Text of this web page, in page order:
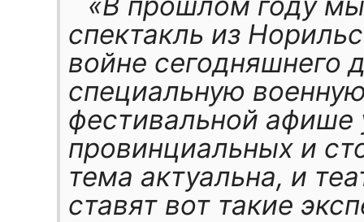
спектакль из
войне сегодняшнего
специальную
фестивальной афише
провинциальных и
тема актуальна, и
ставят вот такие